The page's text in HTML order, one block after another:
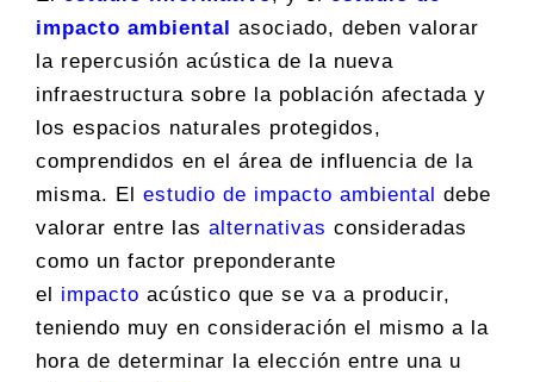
impacto ambiental
asociado, deben valorar
la repercusión acústica de la nueva
infraestructura sobre la población afectada y
los espacios naturales protegidos,
comprendidos en el área de influencia de la
misma. El estudio de impacto ambiental debe
valorar entre las alternativas consideradas
como un factor preponderante
el impacto acústico que se va a producir,
teniendo muy en consideración el mismo a la
hora de determinar la elección entre una u